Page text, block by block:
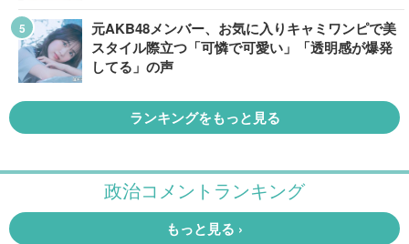
元AKB48メンバー、お気に入りキャミワンピで美
スタイル際立つ「可憐で可愛い」「透明感が爆発
してる」の声
ランキングをもっと見る